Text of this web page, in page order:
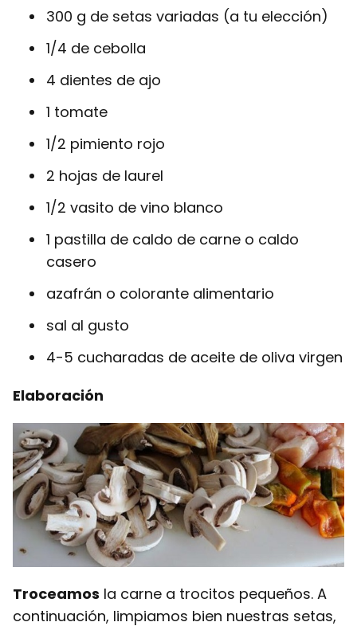
300 g de setas variadas (a tu elección)
1/4 de cebolla
4 dientes de ajo
1 tomate
1/2 pimiento rojo
2 hojas de laurel
1/2 vasito de vino blanco
1 pastilla de caldo de carne o caldo
casero
azafrán o colorante alimentario
sal al gusto
4-5 cucharadas de aceite de oliva virgen
Elaboración
Troceamos la carne a trocitos pequeños. A
continuación, limpiamos bien nuestras setas,